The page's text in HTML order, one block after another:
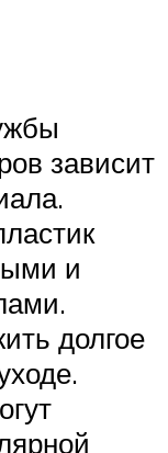
зависит
и
долгое